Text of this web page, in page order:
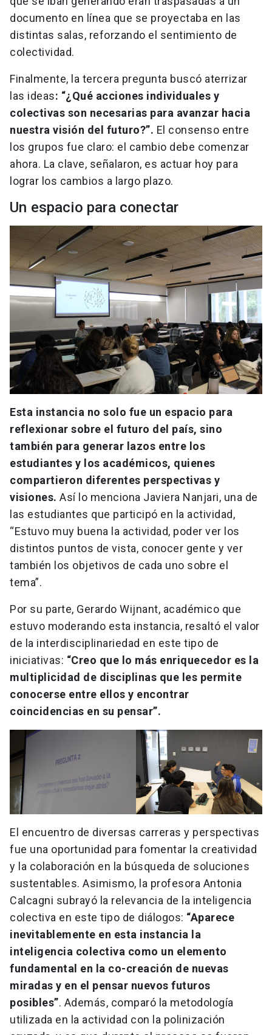
documento en línea que se proyectaba en las
distintas salas, reforzando el sentimiento de
colectividad.
Finalmente, la tercera pregunta buscó aterrizar
las ideas: “¿Qué acciones individuales y
colectivas son necesarias para avanzar hacia
nuestra visión del futuro?”. El consenso entre
los grupos fue claro: el cambio debe comenzar
ahora. La clave, señalaron, es actuar hoy para
lograr los cambios a largo plazo.
Un espacio para conectar
Esta instancia no solo fue un espacio para
reflexionar sobre el futuro del país, sino
también para generar lazos entre los
estudiantes y los académicos, quienes
compartieron diferentes perspectivas y
visiones. Así lo menciona Javiera Nanjari, una de
las estudiantes que participó en la actividad,
“Estuvo muy buena la actividad, poder ver los
distintos puntos de vista, conocer gente y ver
también los objetivos de cada uno sobre el
tema”.
Por su parte, Gerardo Wijnant, académico que
estuvo moderando esta instancia, resaltó el valor
de la interdisciplinariedad en este tipo de
iniciativas: “Creo que lo más enriquecedor es la
multiplicidad de disciplinas que les permite
conocerse entre ellos y encontrar
coincidencias en su pensar”.
El encuentro de diversas carreras y perspectivas
fue una oportunidad para fomentar la creatividad
y la colaboración en la búsqueda de soluciones
sustentables. Asimismo, la profesora Antonia
Calcagni subrayó la relevancia de la inteligencia
colectiva en este tipo de diálogos: “Aparece
inevitablemente en esta instancia la
inteligencia colectiva como un elemento
fundamental en la co-creación de nuevas
miradas y en el pensar nuevos futuros
posibles”. Además, comparó la metodología
utilizada en la actividad con la polinización